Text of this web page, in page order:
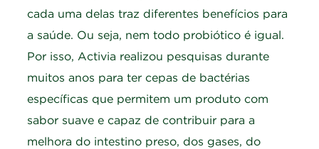
cada uma delas traz diferentes benefícios para
a saúde. Ou seja, nem todo probiótico é igual.
Por isso, Activia realizou pesquisas durante
muitos anos para ter cepas de bactérias
específicas que permitem um produto com
sabor suave e capaz de contribuir para a
melhora do intestino preso, dos gases, do